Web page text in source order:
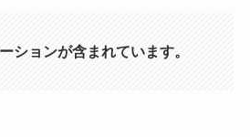
ションが含まれています。